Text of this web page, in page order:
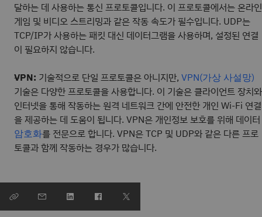
달하는 데 사용하는 통신 프로토콜입니다. 이 프로토콜에서는 온라인
게임 및 비디오 스트리밍과 같은 작동 속도가 필수입니다. UDP는
TCP/IP가 사용하는 패킷 대신 데이터그램을 사용하며, 설정된 연결
이 필요하지 않습니다.
VPN: 기술적으로 단일 프로토콜은 아니지만, VPN(가상 사설망)
기술은 다양한 프로토콜을 사용합니다. 이 기술은 클라이언트 장치와
인터넷을 통해 작동하는 원격 네트워크 간에 안전한 개인 Wi-Fi 연결
을 제공하는 데 도움이 됩니다. VPN은 개인정보 보호를 위해 데이터
암호화를 전문으로 합니다. VPN은 TCP 및 UDP와 같은 다른 프로
토콜과 함께 작동하는 경우가 많습니다.